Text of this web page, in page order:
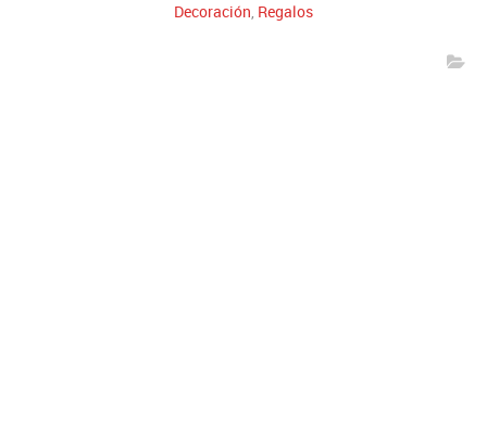
Decoración, Regalos